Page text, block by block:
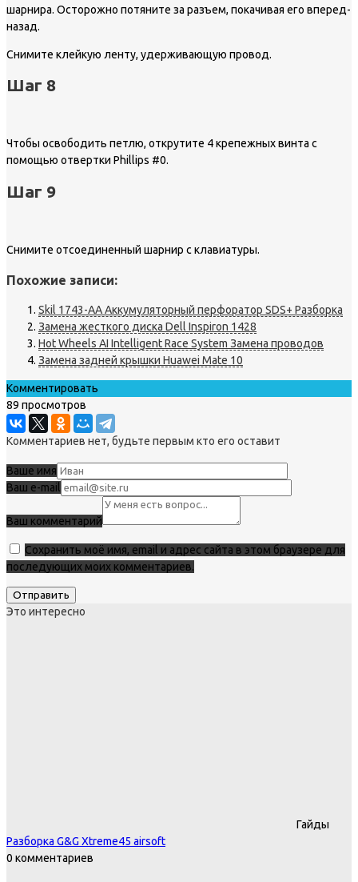
шарнира. Осторожно потяните за разъем, покачивая его вперед-
назад.
Снимите клейкую ленту, удерживающую провод.
Шаг 8
Чтобы освободить петлю, открутите 4 крепежных винта с
помощью отвертки Phillips #0.
Шаг 9
Снимите отсоединенный шарнир с клавиатуры.
Похожие записи:
Skil 1743-AA Аккумуляторный перфоратор SDS+ Разборка
Замена жесткого диска Dell Inspiron 1428
Hot Wheels AI Intelligent Race System Замена проводов
Замена задней крышки Huawei Mate 10
Комментировать
89 просмотров
Комментариев нет, будьте первым кто его оставит
Ваше имя
Ваш e-mail
Ваш комментарий
Сохранить моё имя, email и адрес сайта в этом браузере для
последующих моих комментариев.
Это интересно
Гайды
Разборка G&G Xtreme45 airsoft
0 комментариев